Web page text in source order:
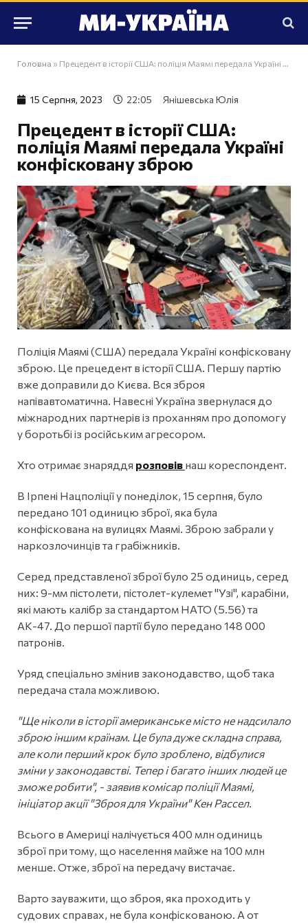
Головна » Прецедент в історії США: поліція Маямі передала Україні конфісковану зброю
15 Серпня, 2023 22:05 Янішевська Юлія
Прецедент в історії США:
поліція Маямі передала Україні
конфісковану зброю
Поліція Маямі (США) передала Україні конфісковану
зброю. Це прецедент в історії США. Першу партію
вже доправили до Києва. Вся зброя
напівавтоматична. Навесні Україна звернулася до
міжнародних партнерів із проханням про допомогу
у боротьбі із російським агресором.
Хто отримає знаряддя розповів наш кореспондент.
В Ірпені Нацполіції у понеділок, 15 серпня, було
передано 101 одиницю зброї, яка була
конфіскована на вулицях Маямі. Зброю забрали у
наркозлочинців та грабіжників.
Серед представленої зброї було 25 одиниць, серед
них: 9-мм пістолети, пістолет-кулемет "Узі", карабіни,
які мають калібр за стандартом НАТО (5.56) та
АК-47. До першої партії було передано 148 000
патронів.
Уряд спеціально змінив законодавство, щоб така
передача стала можливою.
"Ще ніколи в історії американське місто не надсилало
зброю іншим країнам. Це була дуже складна справа,
але коли перший крок було зроблено, відбулися
зміни у законодавстві. Тепер і багато інших людей це
зможе робити", - заявив комісар поліції Маямі,
ініціатор акції "Зброя для України" Кен Рассел.
Всього в Америці налічується 400 млн одиниць
зброї при тому, що населення майже на 100 млн
менше. Отже, зброї на передачу вистачає.
Варто зауважити, що зброя, яка проходить у
судових справах, не була конфіскованою. А от